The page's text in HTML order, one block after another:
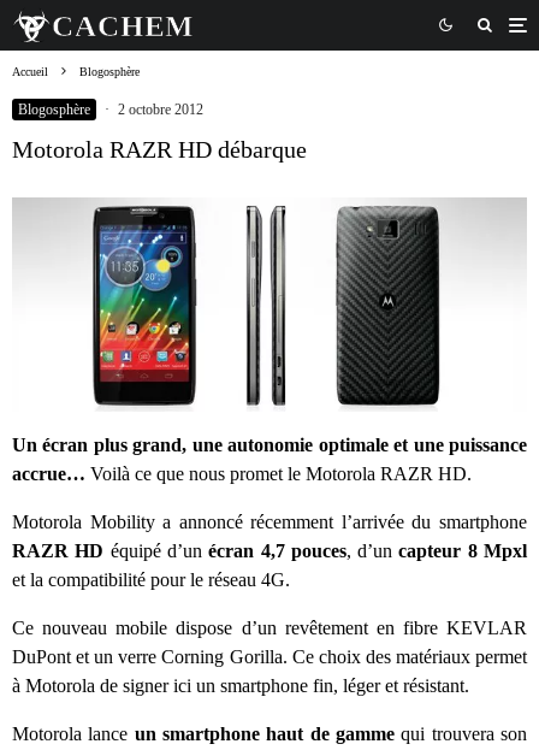
Accueil Blogosphère
Blogosphère · 2 octobre 2012
Motorola RAZR HD débarque
Un écran plus grand, une autonomie optimale et une puissance
accrue… Voilà ce que nous promet le Motorola RAZR HD.
Motorola Mobility a annoncé récemment l’arrivée du smartphone
RAZR HD équipé d’un écran 4,7 pouces, d’uncapteur 8 Mpxl
et la compatibilité pour le réseau 4G.
Ce nouveau mobile dispose d’un revêtement en fibre KEVLAR
DuPont et un verre Corning Gorilla. Ce choix des matériaux permet
à Motorola de signer ici un smartphone fin, léger et résistant.
Motorola lance un smartphone haut de gamme qui trouvera son